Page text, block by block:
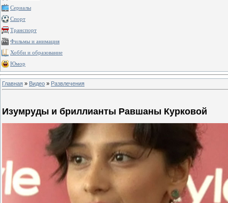
Сериалы
Спорт
Транспорт
Фильмы и анимация
Хобби и образование
Юмор
Главная » Видео » Развлечения
Изумруды и бриллианты Равшаны Курковой